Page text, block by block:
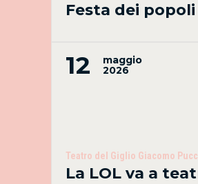
Festa dei popoli
12
maggio
2026
Teatro del Giglio Giacomo
La LOL va a